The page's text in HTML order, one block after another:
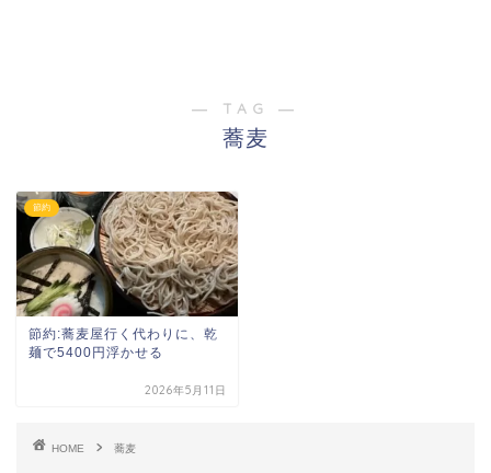
― TAG ―
蕎麦
節約
節約:蕎麦屋行く代わりに、乾
麺で5400円浮かせる
2026年5月11日
HOME 蕎麦